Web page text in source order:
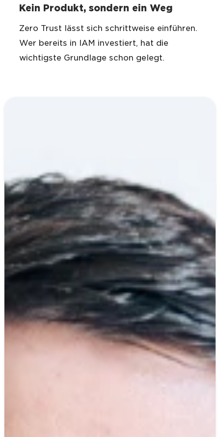
Kein Produkt, sondern ein Weg
Zero Trust lässt sich schrittweise einführen.
Wer bereits in IAM investiert, hat die
wichtigste Grundlage schon gelegt.